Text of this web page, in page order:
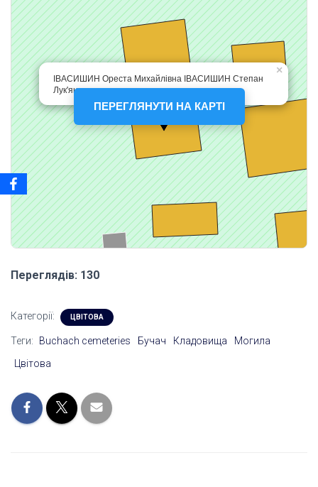
ПЕРЕГЛЯНУТИ НА КАРТІ
Переглядів: 130
Категорії: ЦВІТОВА
Теги: Buchach cemeteries Бучач Кладовища
Могила
Цвітова